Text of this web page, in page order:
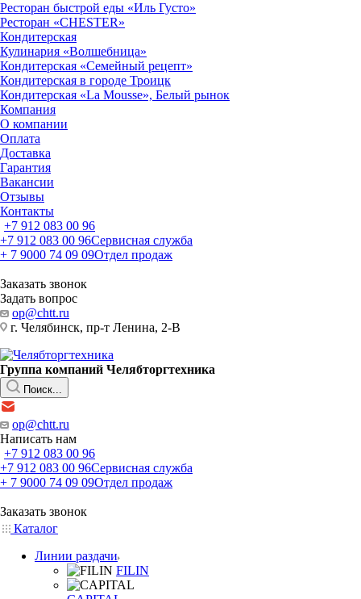
Ресторан быстрой еды «Иль Густо»
Ресторан «CHESTER»
Кондитерская
Кулинария «Волшебница»
Кондитерская «Семейный рецепт»
Кондитерская в городе Троицк
Кондитерская «La Mousse», Белый рынок
Компания
О компании
Оплата
Доставка
Гарантия
Вакансии
Отзывы
Контакты
+7 912 083 00 96
+7 912 083 00 96Сервисная служба
+ 7 9000 74 09 09Отдел продаж
Заказать звонок
Задать вопрос
op@chtt.ru
г. Челябинск, пр-т Ленина, 2-В
Группа компаний Челябторгтехника
Поиск...
op@chtt.ru
Написать нам
+7 912 083 00 96
+7 912 083 00 96Сервисная служба
+ 7 9000 74 09 09Отдел продаж
Заказать звонок
Каталог
Линии раздачи
FILIN